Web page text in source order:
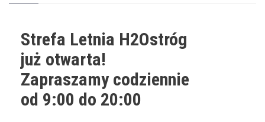
Strefa Letnia H2Ostróg
już otwarta!
Zapraszamy codziennie
od 9:00 do 20:00